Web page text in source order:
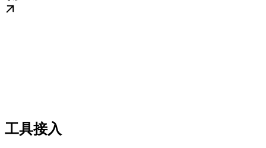
工具接入